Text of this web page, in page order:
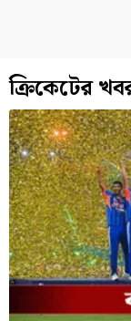
ক্রিকেটের